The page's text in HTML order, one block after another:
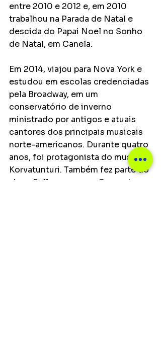
entre 2010 e 2012 e, em 2010
trabalhou na Parada de Natal e
descida do Papai Noel no Sonho
de Natal, em Canela.
Em 2014, viajou para Nova York e
estudou em escolas credenciadas
pela Broadway, em um
conservatório de inverno
ministrado por antigos e atuais
cantores dos principais musicais
norte-americanos. Durante quatro
anos, foi protagonista do musical
Korvatunturi. Também fez parte do
show Bellepoque, em Gramado,